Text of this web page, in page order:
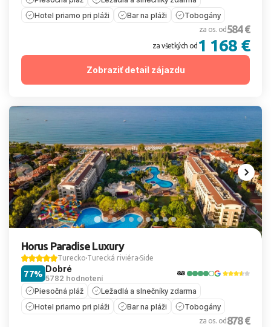
Hotel priamo pri pláži
Bar na pláži Tobogány
za os. od 584 €
za všetkých od 1 168 €
Zobraziť detail zájazdu
Horus Paradise Luxury
Turecko Turecká riviéra Side
Dobré
5782 hodnotení
77%
Piesočná pláž
Ležadlá a slnečníky zdarma
Hotel priamo pri pláži
Bar na pláži Tobogány
za os. od 878 €